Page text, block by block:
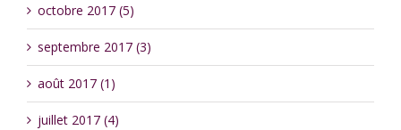
octobre 2017 (5)
septembre 2017 (3)
août 2017 (1)
juillet 2017 (4)